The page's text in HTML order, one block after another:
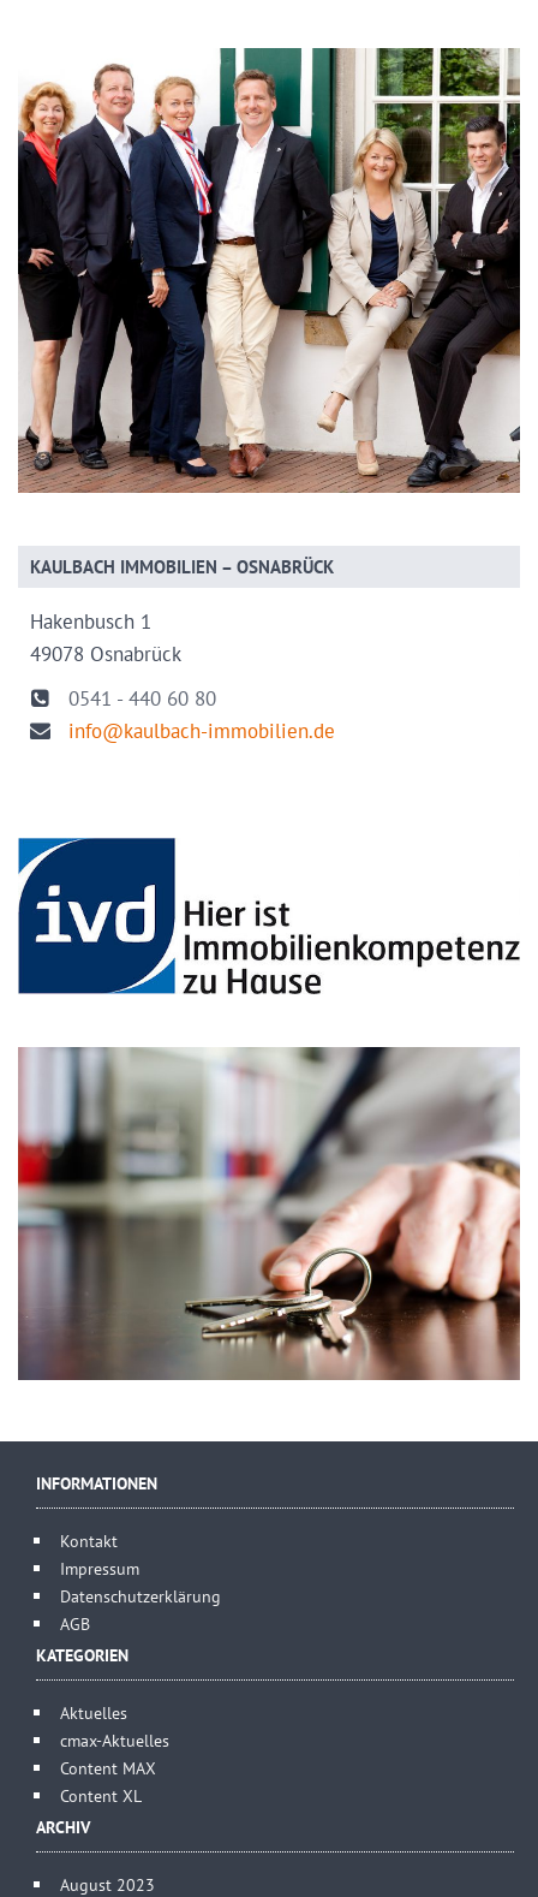
KAULBACH IMMOBILIEN – OSNABRÜCK
Hakenbusch 1
49078 Osnabrück
0541 - 440 60 80
info@kaulbach-immobilien.de
INFORMATIONEN
Kontakt
Impressum
Datenschutzerklärung
AGB
KATEGORIEN
Aktuelles
cmax-Aktuelles
Content MAX
Content XL
ARCHIV
August 2023